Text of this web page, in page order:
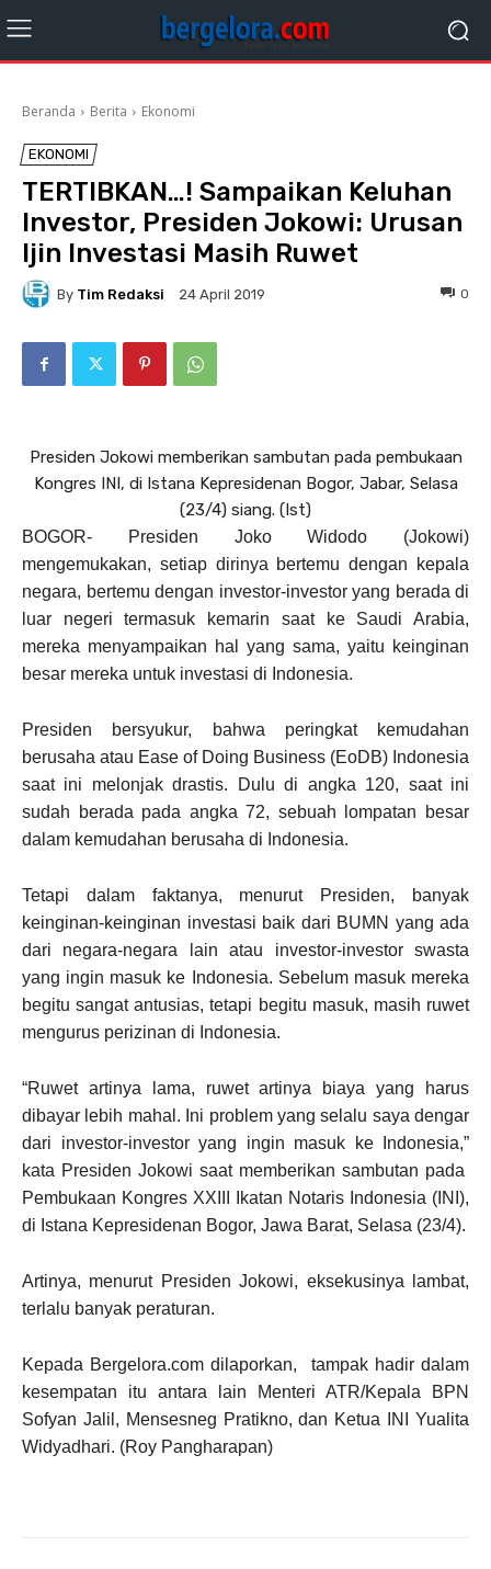
Beranda Berita Ekonomi
EKONOMI
TERTIBKAN…! Sampaikan Keluhan
Investor, Presiden Jokowi: Urusan
Ijin Investasi Masih Ruwet
By Tim Redaksi 24 April 2019 0
Presiden Jokowi memberikan sambutan pada pembukaan
Kongres INI, di Istana Kepresidenan Bogor, Jabar, Selasa
(23/4) siang. (Ist)
BOGOR- Presiden Joko Widodo (Jokowi)
mengemukakan, setiap dirinya bertemu dengan kepala
negara, bertemu dengan investor-investor yang berada di
luar negeri termasuk kemarin saat ke Saudi Arabia,
mereka menyampaikan hal yang sama, yaitu keinginan
besar mereka untuk investasi di Indonesia.
Presiden bersyukur, bahwa peringkat kemudahan
berusaha atau Ease of Doing Business (EoDB) Indonesia
saat ini melonjak drastis. Dulu di angka 120, saat ini
sudah berada pada angka 72, sebuah lompatan besar
dalam kemudahan berusaha di Indonesia.
Tetapi dalam faktanya, menurut Presiden, banyak
keinginan-keinginan investasi baik dari BUMN yang ada
dari negara-negara lain atau investor-investor swasta
yang ingin masuk ke Indonesia. Sebelum masuk mereka
begitu sangat antusias, tetapi begitu masuk, masih ruwet
mengurus perizinan di Indonesia.
“Ruwet artinya lama, ruwet artinya biaya yang harus
dibayar lebih mahal. Ini problem yang selalu saya dengar
dari investor-investor yang ingin masuk ke Indonesia,”
kata Presiden Jokowi saat memberikan sambutan pada
Pembukaan Kongres XXIII Ikatan Notaris Indonesia (INI),
di Istana Kepresidenan Bogor, Jawa Barat, Selasa (23/4).
Artinya, menurut Presiden Jokowi, eksekusinya lambat,
terlalu banyak peraturan.
Kepada Bergelora.com dilaporkan, tampak hadir dalam
kesempatan itu antara lain Menteri ATR/Kepala BPN
Sofyan Jalil, Mensesneg Pratikno, dan Ketua INI Yualita
Widyadhari. (Roy Pangharapan)